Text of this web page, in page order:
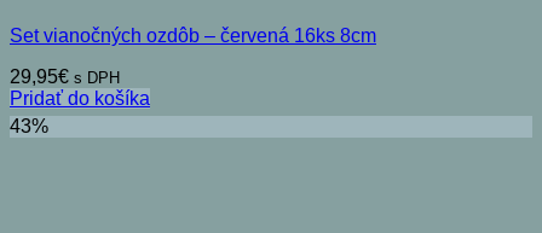
Set vianočných ozdôb – červená 16ks 8cm
29,95€ s DPH
Pridať do košíka
43%